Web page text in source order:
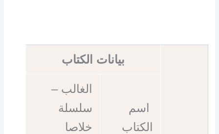
بيانات الكتاب
اسم
الكتاب
الغالب –
سلسلة
خلاصا